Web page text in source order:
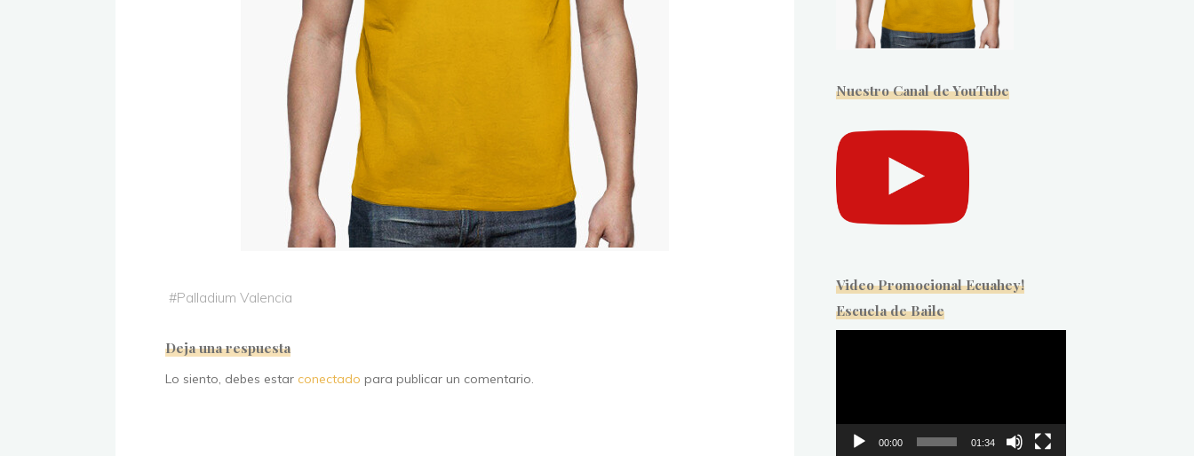
#Palladium Valencia
Deja una respuesta
Lo siento, debes estar conectado para publicar un comentario.
Nuestro Canal de YouTube
Video Promocional Ecuahey!
Escuela de Baile
00:00 01:34